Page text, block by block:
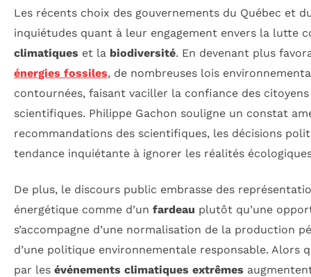
Les récents choix des gouvernements du Québec et
inquiétudes quant à leur engagement envers la lutte
climatiques et la biodiversité. En devenant plus
énergies fossiles, de nombreuses lois
contournées, faisant vaciller la confiance des
scientifiques. Philippe Gachon souligne un constat
recommandations des scientifiques, les décisions
tendance inquiétante à ignorer les réalités
De plus, le discours public embrasse des
énergétique comme d’un fardeau plutôt qu’une
s’accompagne d’une normalisation de la production
d’une politique environnementale responsable. Alors
par les événements climatiques extrêmes